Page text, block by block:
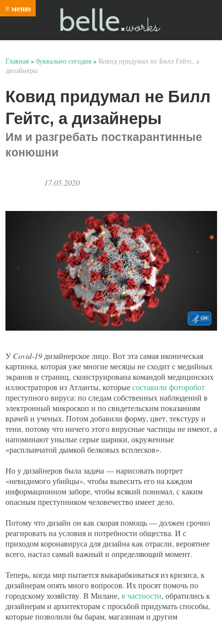
≡ меню belle.works
Главная » буквально сегодня » Ковид придумал не Билл Гейтс, а
дизайнеры
Ковид придумал не Билл
Гейтс, а дизайнеры
Им и разгребать посткарантинные
конюшни
17.05.2020
УCovid-19 дизайнерское лицо. Вот эта самая иконическая
картинка, которая уже многие месяцы не сходит с медийных
экранов и страниц, сконструирована командой медицинских
иллюстраторов из Атланты, которыесоставили фоторобот
преступного вируса: по следам собственных наблюдений в
электронный микроскоп и по свидетельским показаниям
врачей и ученых. Потом добавили форму, цвет, текстуру и
тени, потому что ничего этого вирусные частицы не имеют, а
напоминают унылые серые шарики, окруженные
«расплывчатой дымкой белковых всплесков».
Но у дизайнеров была задача — нарисовать портрет
«невидимого убийцы», чтобы вывесить его на каждом
информационном заборе, чтобы всякий понимал, с каким
опасным преступником человечество имеет дело.
Потому что дизайн он как скорая помощь — должен срочно
реагировать на условия и потребности общества. И с
приходом коронавируса для дизайна как отрасли, вероятнее
всего, настал самый важный и определяющий момент.
Теперь, когда мир пытается выкарабкиваться из кризиса, к
дизайнерам опять много вопросов. Их просят помочь по
городскому хозяйству. В Милане, в частности, обратились к
дизайнерам и архитекторам с просьбой придумать способы,
которые позволили бы барам, магазинам и другим